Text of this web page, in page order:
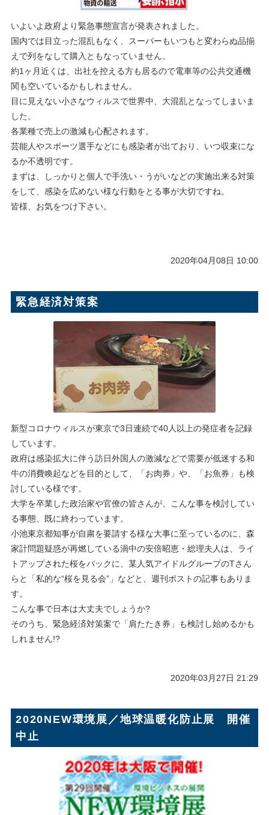
いよいよ政府より緊急事態宣言が発表されました。
国内では目立った混乱もなく、スーパーもいつもと変わらぬ品揃
えで列をなして購入ともなっていません。
約1ヶ月近くは、出社を控える方も居るので電車等の公共交通機
関も空いているかもしれません。
目に見えない小さなウィルスで世界中、大混乱となってしまいま
した。
各業種で売上の激減も心配されます。
芸能人やスポーツ選手などにも感染者が出ており、いつ収束にな
るか不透明です。
まずは、しっかりと個人で手洗い・うがいなどの実施出来る対策
をして、感染を広めない様な行動をとる事が大切ですね。
皆様、お気をつけ下さい。
2020年04月08日 10:00
緊急経済対策案
新型コロナウィルスが東京で3日連続で40人以上の発症者を記録
しています。
政府は感染拡大に伴う訪日外国人の激減などで需要が低迷する和
牛の消費喚起などを目的として、「お肉券」や、「お魚券」も検
討している様です。
大学を卒業した政治家や官僚の皆さんが、こんな事を検討してい
る事態、既に終わっています。
小池東京都知事が自粛を要請する様な大事に至っているのに、森
家計問題疑惑が再燃している渦中の安倍昭恵・総理夫人は、ライ
トアップされた桜をバックに、某人気アイドルグループのTさん
らと「私的な“桜を見る会”」などと、週刊ポストの記事もありま
す。
こんな事で日本は大丈夫でしょうか?
そのうち、緊急経済対策案で「肩たたき券」も検討し始めるかも
しれません!?
2020年03月27日 21:29
2020NEW環境展／地球温暖化防止展 開催
中止